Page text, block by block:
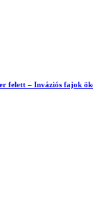
felett – Inváziós fajok